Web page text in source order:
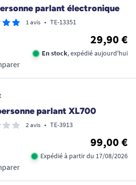
parlant électronique
1 avis • TE-13351
29,90 €
En stock, expédié aujourd'hui
parlant XL700
2 avis • TE-3913
99,00 €
Expédié à partir du 17/08/2026